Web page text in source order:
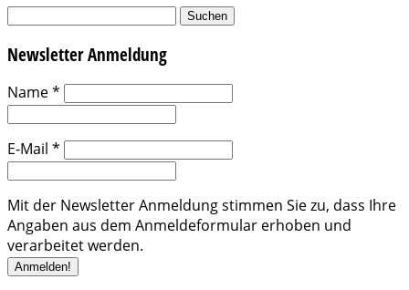
Suchen
Newsletter Anmeldung
Name*
E-Mail *
Mit der Newsletter Anmeldung stimmen Sie zu, dass Ihre
Angaben aus dem Anmeldeformular erhoben und
verarbeitet werden.